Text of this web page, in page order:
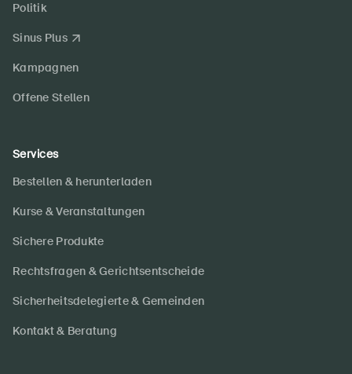
Politik
Sinus Plus
Kampagnen
Offene Stellen
Services
Bestellen & herunterladen
Kurse & Veranstaltungen
Sichere Produkte
Rechtsfragen & Gerichtsentscheide
Sicherheitsdelegierte & Gemeinden
Kontakt & Beratung